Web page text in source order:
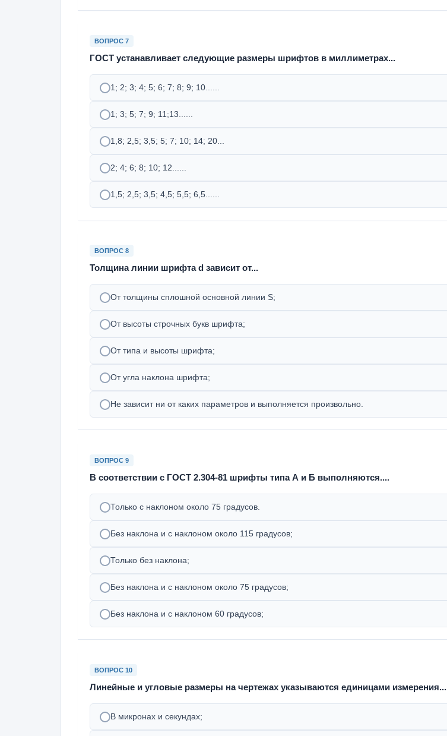
ВОПРОС 7
ГОСТ устанавливает следующие размеры шрифтов в миллиметрах...
1; 2; 3; 4; 5; 6; 7; 8; 9; 10......
1; 3; 5; 7; 9; 11;13......
1,8; 2,5; 3,5; 5; 7; 10; 14; 20...
2; 4; 6; 8; 10; 12......
1,5; 2,5; 3,5; 4,5; 5,5; 6,5......
ВОПРОС 8
Толщина линии шрифта d зависит от...
От толщины сплошной основной линии S;
От высоты строчных букв шрифта;
От типа и высоты шрифта;
От угла наклона шрифта;
Не зависит ни от каких параметров и выполняется произвольно.
ВОПРОС 9
В соответствии с ГОСТ 2.304-81 шрифты типа А и Б выполняются....
Только с наклоном около 75 градусов.
Без наклона и с наклоном около 115 градусов;
Только без наклона;
Без наклона и с наклоном около 75 градусов;
Без наклона и с наклоном 60 градусов;
ВОПРОС 10
Линейные и угловые размеры на чертежах указываются единицами измерения...
В микронах и секундах;